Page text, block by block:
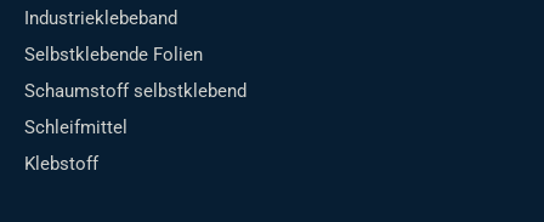
Industrieklebeband
Selbstklebende Folien
Schaumstoff selbstklebend
Schleifmittel
Klebstoff